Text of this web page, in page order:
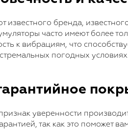
известного бренда,
часто имеют более
к вибрациям, что
погодных
уверенности
так как это поможет